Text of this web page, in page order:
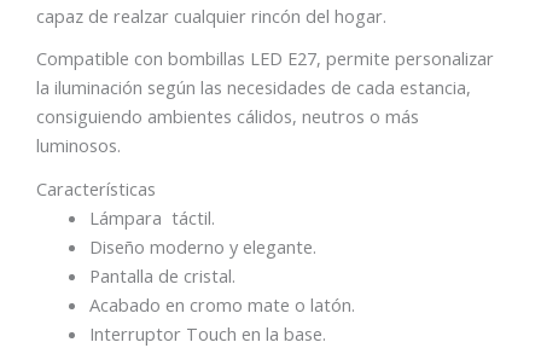
capaz de realzar cualquier rincón del hogar.
Compatible con bombillas LED E27, permite personalizar
la iluminación según las necesidades de cada estancia,
consiguiendo ambientes cálidos, neutros o más
luminosos.
Características
Lámpara táctil.
Diseño moderno y elegante.
Pantalla de cristal.
Acabado en cromo mate o latón.
Interruptor Touch en la base.